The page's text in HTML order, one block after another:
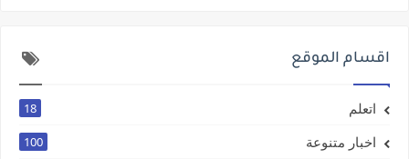
اقسام الموقع
اتعلم 18
اخبار متنوعة 100